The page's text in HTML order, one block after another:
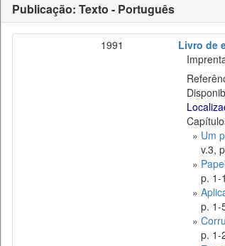
Publicação: Texto - Português
1991 Livro de
» Um
v.3,
»
p. 1-
»
p. 1-
»
p. 1-